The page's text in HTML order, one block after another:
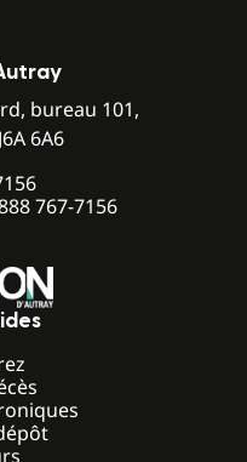
bureau 101,
6A6
767-7156